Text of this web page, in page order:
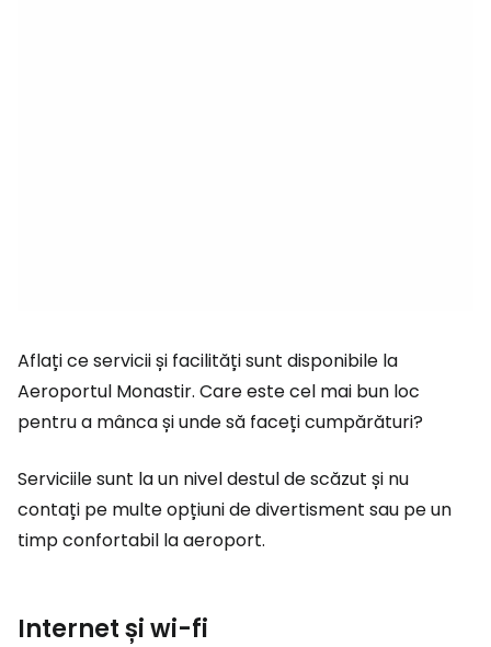
Aflați ce servicii și facilități sunt disponibile la
Aeroportul Monastir. Care este cel mai bun loc
pentru a mânca și unde să faceți cumpărături?
Serviciile sunt la un nivel destul de scăzut și nu
contați pe multe opțiuni de divertisment sau pe un
timp confortabil la aeroport.
Internet și wi-fi